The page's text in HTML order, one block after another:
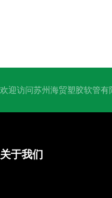
欢迎访问苏州海贸塑胶软管有
关于我们